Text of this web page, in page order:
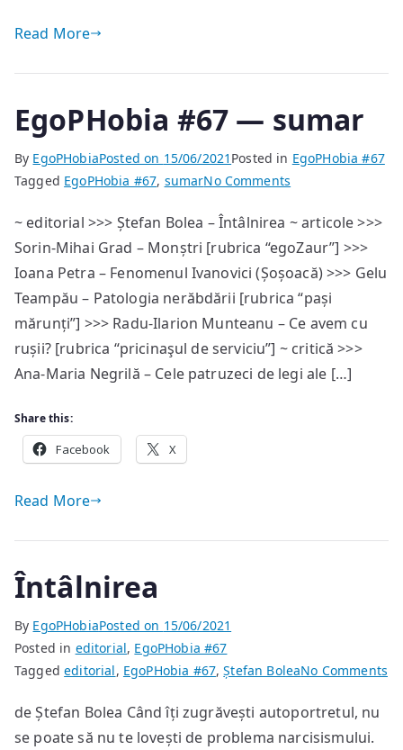
Read More
EgoPHobia #67 — sumar
By EgoPHobiaPosted on 15/06/2021 Posted in EgoPHobia #67
Tagged EgoPHobia #67, sumarNo Comments
#67
—
sumar
~ editorial >>> Ștefan Bolea – Întâlnirea ~ articole >>>
Sorin-Mihai Grad – Monștri [rubrica “egoZaur”] >>>
Ioana Petra – Fenomenul Ivanovici (Șoșoacă) >>> Gelu
Teampău – Patologia nerăbdării [rubrica “pași
mărunți”] >>> Radu-Ilarion Munteanu – Ce avem cu
rușii? [rubrica “pricinaşul de serviciu”] ~ critică >>>
Ana-Maria Negrilă – Cele patruzeci de legi ale […]
Share this:
Facebook X
Read More
Întâlnirea
By EgoPHobiaPosted on 15/06/2021
Posted in editorial, EgoPHobia #67
Taggededitorial, EgoPHobia #67,Ștefan BoleaNo Comments
de Ștefan Bolea Când îți zugrăvești autoportretul, nu
se poate să nu te lovești de problema narcisismului.